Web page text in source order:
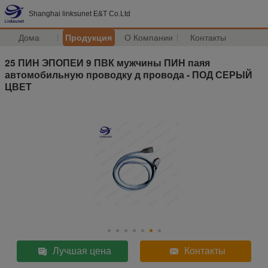
Shanghai linksunet E&T Co.Ltd
Дома Продукция О Компании Контакты
25 ПИН ЭПОПЕИ 9 ПВК мужчины ПИН паяя
автомобильную проводку д провода - ПОД СЕРЫЙ
ЦВЕТ
Лучшая цена Контакты